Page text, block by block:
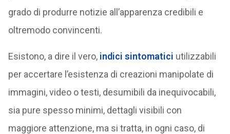
grado di produrre notizie all’apparenza credibili e
oltremodo convincenti.
Esistono, a dire il vero, indici sintomatici utilizzabili
per accertare l’esistenza di creazioni manipolate di
immagini, video o testi, desumibili da inequivocabili,
sia pure spesso minimi, dettagli visibili con
maggiore attenzione, ma si tratta, in ogni caso, di